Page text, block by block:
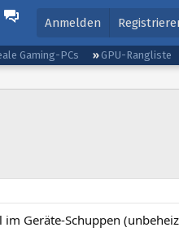
Anmelden
Gaming-PCs GPU-Rangliste
im Geräte-Schuppen